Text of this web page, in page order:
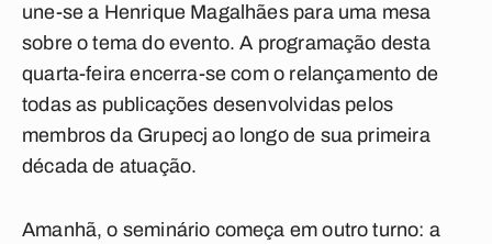
une-se a Henrique Magalhães para uma mesa
sobre o tema do evento. A programação desta
quarta-feira encerra-se com o relançamento de
todas as publicações desenvolvidas pelos
membros da Grupecj ao longo de sua primeira
década de atuação.
Amanhã, o seminário começa em outro turno: a